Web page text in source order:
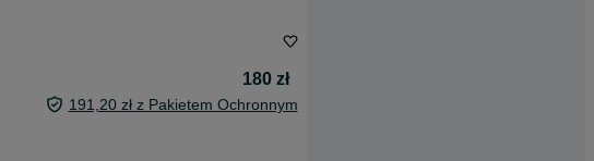
180 zł
191,20 zł z Pakietem Ochronnym